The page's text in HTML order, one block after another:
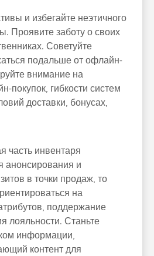
и избегайте неэтичного
Проявите заботу о своих
Советуйте
подальше от офлайн-
внимание на
покупок, гибкости систем
доставки, бонусах,
часть инвентаря
анонсирования и
в точки продаж, то
на
поддержание
лояльности. Станьте
информации,
контент для